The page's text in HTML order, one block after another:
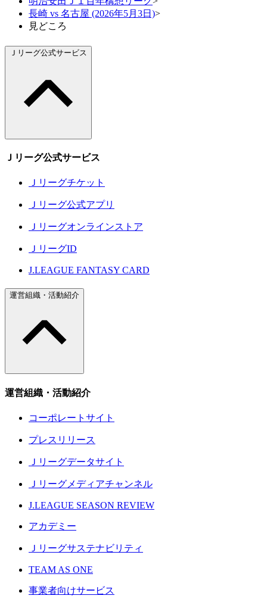
長崎 vs 名古屋 (2026年5月3日)>
見どころ
Ｊリーグ公式サービス
Ｊリーグ公式サービス
Ｊリーグチケット
Ｊリーグ公式アプリ
Ｊリーグオンラインストア
ＪリーグID
J.LEAGUE FANTASY CARD
運営組織・活動紹介
運営組織・活動紹介
コーポレートサイト
プレスリリース
Ｊリーグデータサイト
Ｊリーグメディアチャンネル
J.LEAGUE SEASON REVIEW
アカデミー
Ｊリーグサステナビリティ
TEAM AS ONE
事業者向けサービス